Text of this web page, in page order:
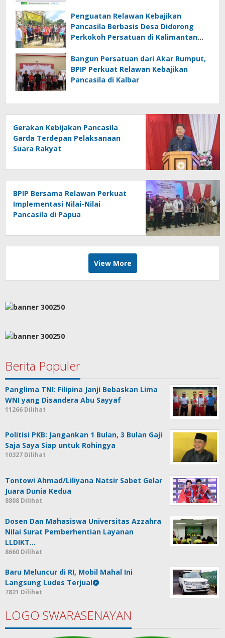
Penguatan Relawan Kebajikan
Pancasila Berbasis Desa Didorong
Perkokoh Persatuan di Kalimantan
Bangun Persatuan dari Akar Rumput,
BPIP Perkuat Relawan Kebajikan
Pancasila di Kalbar
Gerakan Kebijakan Pancasila
Garda Terdepan Pelaksanaan
Suara Rakyat
BPIP Bersama Relawan Perkuat
Implementasi Nilai-Nilai
Pancasila di Papua
View More
Berita Populer
Panglima TNI: Filipina Janji Bebaskan Lima
WNI yang Disandera Abu Sayyaf
11266 Dilihat
Politisi PKB: Jangankan 1 Bulan, 3 Bulan Gaji
Saja Saya Siap untuk Rohingya
10327 Dilihat
Tontowi Ahmad/Liliyana Natsir Sabet Gelar
Juara Dunia Kedua
8808 Dilihat
Dosen Dan Mahasiswa Universitas Azzahra
Nilai Surat Pemberhentian Layanan
LLDIKT…
8660 Dilihat
Baru Meluncur di RI, Mobil Mahal Ini
Langsung Ludes Terjual
7821 Dilihat
LOGO SWARASENAYAN